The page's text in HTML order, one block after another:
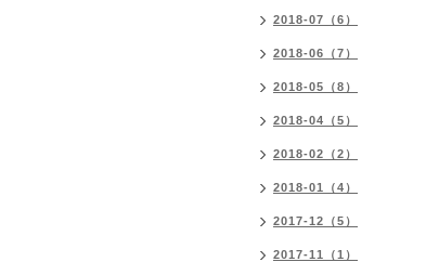
2018-07（6）
2018-06（7）
2018-05（8）
2018-04（5）
2018-02（2）
2018-01（4）
2017-12（5）
2017-11（1）